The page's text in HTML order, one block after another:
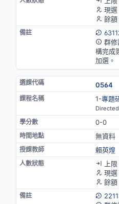
現
餘額
群修
構完成
加選。
0564
1-專題
0-0
無資料
賴英煌
上
現選
餘額